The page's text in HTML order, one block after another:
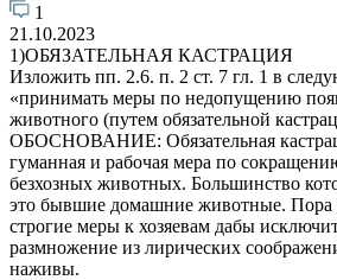
1
21.10.2023
1)ОБЯЗАТЕЛЬНАЯ КАСТРАЦИЯ
Изложить пп. 2.6. п. 2 ст. 7 гл. 1 в
«принимать меры по недопущению
животного (путем обязательной
ОБОСНОВАНИЕ: Обязательная
гуманная и рабочая мера по
безхозных животных. Большинство
это бывшие домашние животные. Пора
строгие меры к хозяевам дабы
размножение из лирических
наживы.